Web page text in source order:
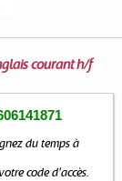
courant h/f
du temps à
code d'accès.